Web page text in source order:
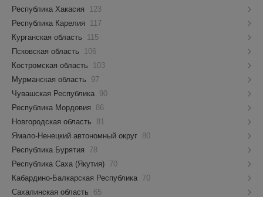
Республика Хакасия
123
Республика Карелия
117
Курганская область
115
Псковская область
106
Костромская область
103
Мурманская область
97
Чувашская Республика 90
Республика Мордовия
86
Новгородская область
81
Ямало-Ненецкий автономный округ 80
Республика Бурятия
78
Республика Саха (Якутия) 70
Кабардино-Балкарская Республика 70
Сахалинская область
65